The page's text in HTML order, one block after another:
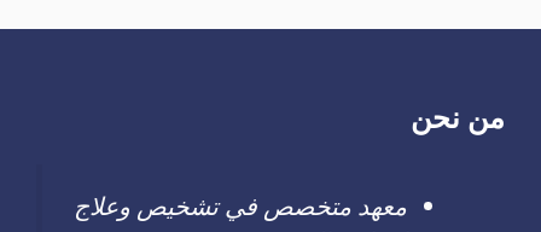
من نحن
معهد متخصص في تشخيص وعلاج